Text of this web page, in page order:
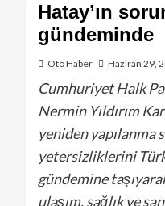
Hatay’ın
gündeminde
Oto Haber Haziran 29,
Cumhuriyet Halk
Nermin Yıldırım
yeniden yapılanma
yetersizliklerini
gündemine
ulaşım, sağlık ve